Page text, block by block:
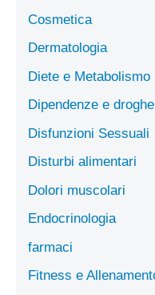
Cosmetica
Dermatologia
Diete e Metabolismo
Dipendenze e droghe
Disfunzioni Sessuali
Disturbi alimentari
Dolori muscolari
Endocrinologia
farmaci
Fitness e